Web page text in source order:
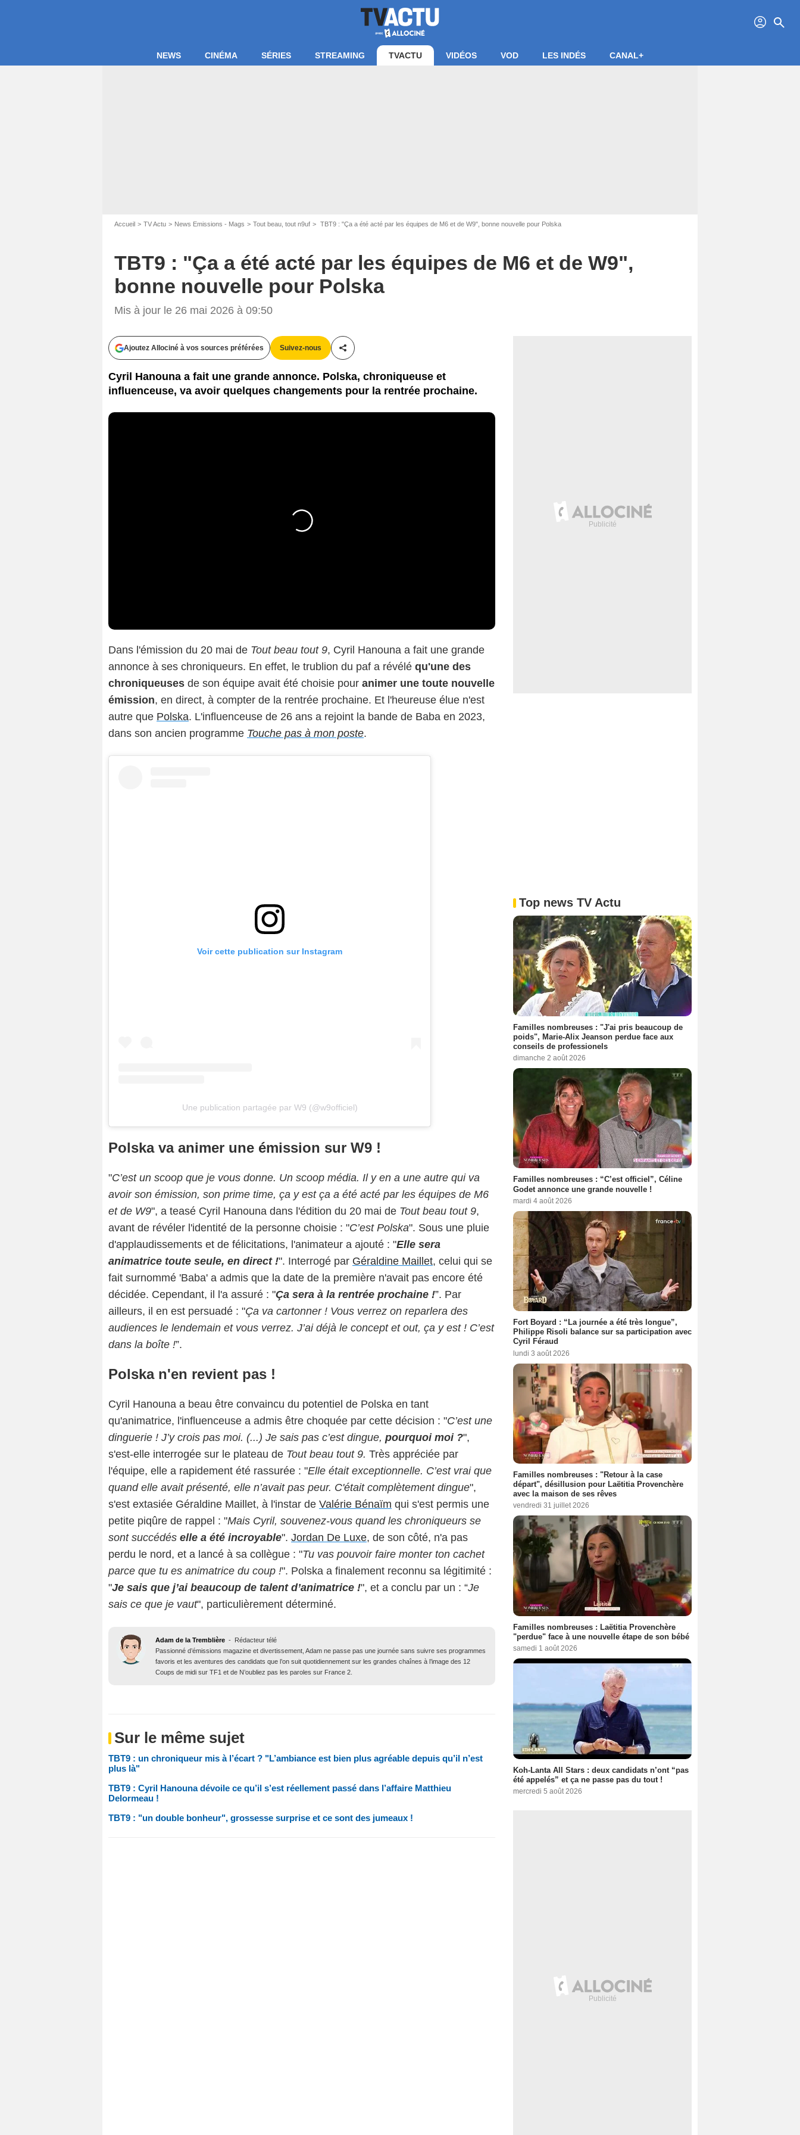
profil search
NEWS CINÉMA SÉRIES STREAMING TVACTU VIDÉOS VOD LES INDÉS CANAL+
Accueil TV Actu News Emissions - Mags Tout beau, tout n9uf TBT9 : "Ça a été acté par les équipes de M6 et de W9", bonne nouvelle pour Polska
TBT9 : "Ça a été acté par les équipes de M6 et de W9",
bonne nouvelle pour Polska
Mis à jour le 26 mai 2026 à 09:50
Ajoutez Allociné à vos sources préférées Suivez-nous
Partager cet article
Cyril Hanouna a fait une grande annonce. Polska, chroniqueuse et
influenceuse, va avoir quelques changements pour la rentrée prochaine.
Dans l'émission du 20 mai de Tout beau tout 9, Cyril Hanouna a fait une grande
annonce à ses chroniqueurs. En effet, le trublion du paf a révélé qu'une des
chroniqueuses de son équipe avait été choisie pour animer une toute nouvelle
émission, en direct, à compter de la rentrée prochaine. Et l'heureuse élue n'est
autre que Polska. L'influenceuse de 26 ans a rejoint la bande de Baba en 2023,
dans son ancien programme Touche pas à mon poste.
Voir cette publication sur Instagram
Une publication partagée par W9 (@w9officiel)
Polska va animer une émission sur W9 !
"C’est un scoop que je vous donne. Un scoop média. Il y en a une autre qui va
avoir son émission, son prime time, ça y est ça a été acté par les équipes de M6
et de W9", a teasé Cyril Hanouna dans l'édition du 20 mai de Tout beau tout 9,
avant de révéler l'identité de la personne choisie : "C’est Polska". Sous une pluie
d'applaudissements et de félicitations, l'animateur a ajouté : "Elle sera
animatrice toute seule, en direct !". Interrogé par Géraldine Maillet, celui qui se
fait surnommé 'Baba' a admis que la date de la première n'avait pas encore été
décidée. Cependant, il l'a assuré : "Ça sera à la rentrée prochaine !”. Par
ailleurs, il en est persuadé : "Ça va cartonner ! Vous verrez on reparlera des
audiences le lendemain et vous verrez. J’ai déjà le concept et out, ça y est ! C’est
dans la boîte !”.
Polska n'en revient pas !
Cyril Hanouna a beau être convaincu du potentiel de Polska en tant
qu'animatrice, l'influenceuse a admis être choquée par cette décision : "C’est une
dinguerie ! J’y crois pas moi. (...) Je sais pas c’est dingue, pourquoi moi ?",
s'est-elle interrogée sur le plateau de Tout beau tout 9. Très appréciée par
l'équipe, elle a rapidement été rassurée : "Elle était exceptionnelle. C’est vrai que
quand elle avait présenté, elle n’avait pas peur. C'était complètement dingue",
s'est extasiée Géraldine Maillet, à l'instar de Valérie Bénaïm qui s'est permis une
petite piqûre de rappel : "Mais Cyril, souvenez-vous quand les chroniqueurs se
sont succédés elle a été incroyable". Jordan De Luxe, de son côté, n'a pas
perdu le nord, et a lancé à sa collègue : "Tu vas pouvoir faire monter ton cachet
parce que tu es animatrice du coup !". Polska a finalement reconnu sa légitimité :
"Je sais que j’ai beaucoup de talent d’animatrice !", et a conclu par un : “Je
sais ce que je vaut", particulièrement déterminé.
Adam de la Tremblière - Rédacteur télé
Passionné d’émissions magazine et divertissement, Adam ne passe pas une journée sans suivre ses programmes
favoris et les aventures des candidats que l’on suit quotidiennement sur les grandes chaînes à l’image des 12
Coups de midi sur TF1 et de N’oubliez pas les paroles sur France 2.
Sur le même sujet
TBT9 : un chroniqueur mis à l’écart ? "L’ambiance est bien plus agréable depuis qu’il n’est
plus là"
TBT9 : Cyril Hanouna dévoile ce qu’il s’est réellement passé dans l’affaire Matthieu
Delormeau !
TBT9 : "un double bonheur", grossesse surprise et ce sont des jumeaux !
Top news TV Actu
Familles nombreuses : "J'ai pris beaucoup de
poids", Marie-Alix Jeanson perdue face aux
conseils de professionels
dimanche 2 août 2026
Familles nombreuses : “C’est officiel”, Céline
Godet annonce une grande nouvelle !
mardi 4 août 2026
Fort Boyard : “La journée a été très longue”,
Philippe Risoli balance sur sa participation avec
Cyril Féraud
lundi 3 août 2026
Familles nombreuses : "Retour à la case
départ", désillusion pour Laëtitia Provenchère
avec la maison de ses rêves
vendredi 31 juillet 2026
Familles nombreuses : Laëtitia Provenchère
"perdue" face à une nouvelle étape de son bébé
samedi 1 août 2026
Koh-Lanta All Stars : deux candidats n’ont “pas
été appelés” et ça ne passe pas du tout !
mercredi 5 août 2026